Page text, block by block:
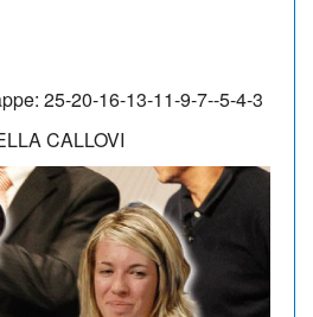
25-20-16-13-11-9-7--5-4-3
CALLOVI